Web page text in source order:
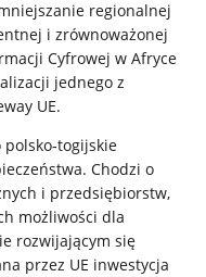
regionalnej
i zrównoważonej
Cyfrowej w Afryce
jednego z
UE.
Chodzi o
i przedsiębiorstw,
możliwości dla
rozwijającym się
przez UE inwestycja